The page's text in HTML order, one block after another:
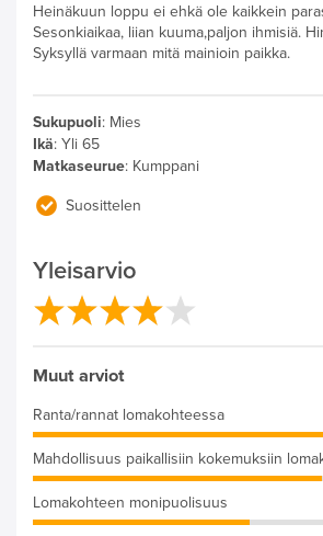
Heinäkuun loppu ei ehkä ole kaikkein
Sesonkiaikaa, liian kuuma,paljon ihmisiä.
Syksyllä varmaan mitä mainioin paikka.
Sukupuoli: Mies
Ikä: Yli 65
Matkaseurue: Kumppani
Suosittelen
Yleisarvio
Muut arviot
Ranta/rannat lomakohteessa
Mahdollisuus paikallisiin kokemuksiin
Lomakohteen monipuolisuus